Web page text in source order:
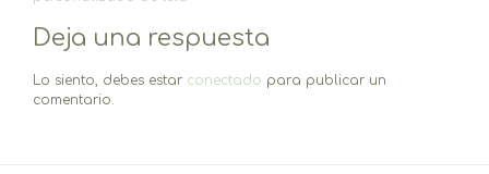
Deja una respuesta
Lo siento, debes estar conectado para publicar un
comentario.